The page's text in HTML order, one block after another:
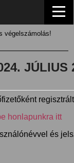
végelszámolás!
JÚLIUS
honlapunkra itt
és